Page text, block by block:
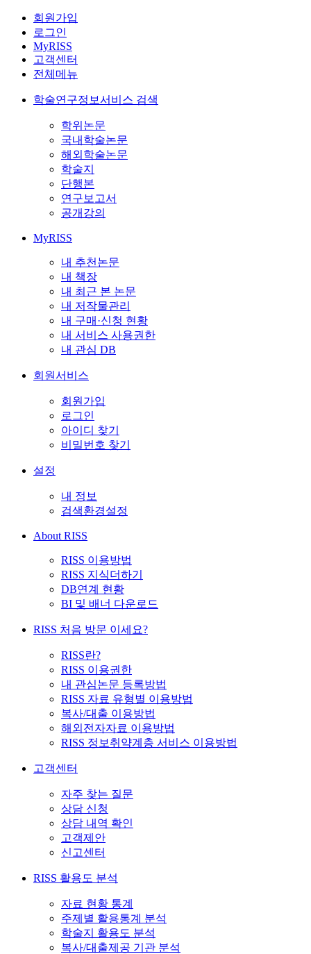
회원가입
로그인
MyRISS
고객센터
전체메뉴
학술연구정보서비스 검색
학위논문
국내학술논문
해외학술논문
학술지
단행본
연구보고서
공개강의
MyRISS
내 추천논문
내 책장
내 최근 본 논문
내 저작물관리
내 구매·신청 현황
내 서비스 사용권한
내 관심 DB
회원서비스
회원가입
로그인
아이디 찾기
비밀번호 찾기
설정
내 정보
검색환경설정
About RISS
RISS 이용방법
RISS 지식더하기
DB연계 현황
BI 및 배너 다운로드
RISS 처음 방문 이세요?
RISS란?
RISS 이용권한
내 관심논문 등록방법
RISS 자료 유형별 이용방법
복사/대출 이용방법
해외전자자료 이용방법
RISS 정보취약계층 서비스 이용방법
고객센터
자주 찾는 질문
상담 신청
상담 내역 확인
고객제안
신고센터
RISS 활용도 분석
자료 현황 통계
주제별 활용통계 분석
학술지 활용도 분석
복사/대출제공 기관 분석